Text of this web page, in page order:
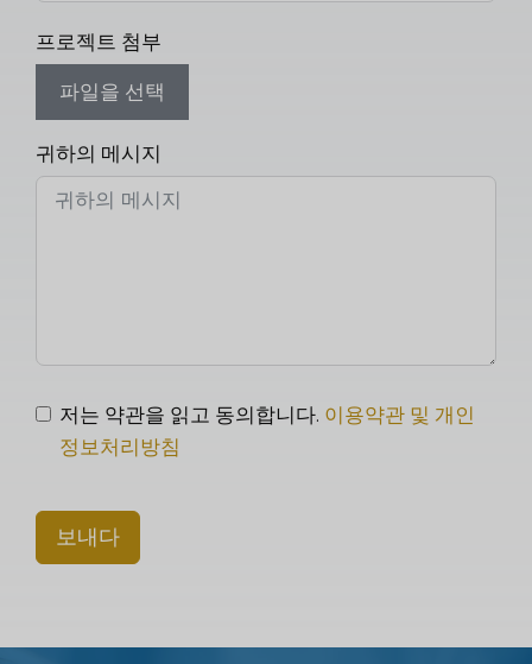
프로젝트 첨부
파일을 선택
귀하의 메시지
저는 약관을 읽고 동의합니다. 이용약관 및 개인
정보처리방침
보내다